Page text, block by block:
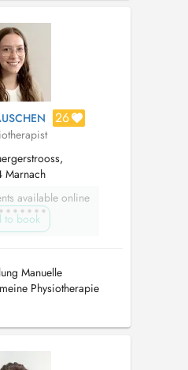
Gesund...
26
Marnach
available online
to book
Manuelle
Physiotherapie
Ortho-
Manualtherapie